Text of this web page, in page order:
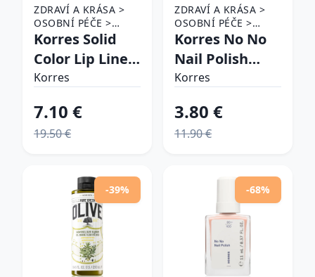
ZDRAVÍ A KRÁSA >
OSOBNÍ PÉČE >
KOSMETIKA > MAKE-
RTY > PODKLADOVÉ
BÁZE NA RTY
Korres Solid
Color Lip Liner
kontúrovacia
pery odtieň 02
Neutral Nude
Korres
7.10 €
19.50 €
ZDRAVÍ A KRÁSA >
OSOBNÍ PÉČE >
KOSMETIKA > PÉČE
NEHTY
Korres No No
Nail Polish
ošetrujúci lak
odtieň 82 Mint
Green 11 ml
Korres
3.80 €
11.90 €
-39% -68%